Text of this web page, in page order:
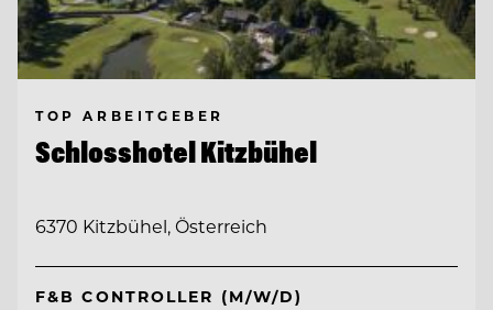
TOP ARBEITGEBER
Schlosshotel Kitzbühel
6370 Kitzbühel, Österreich
F&B CONTROLLER (M/W/D)